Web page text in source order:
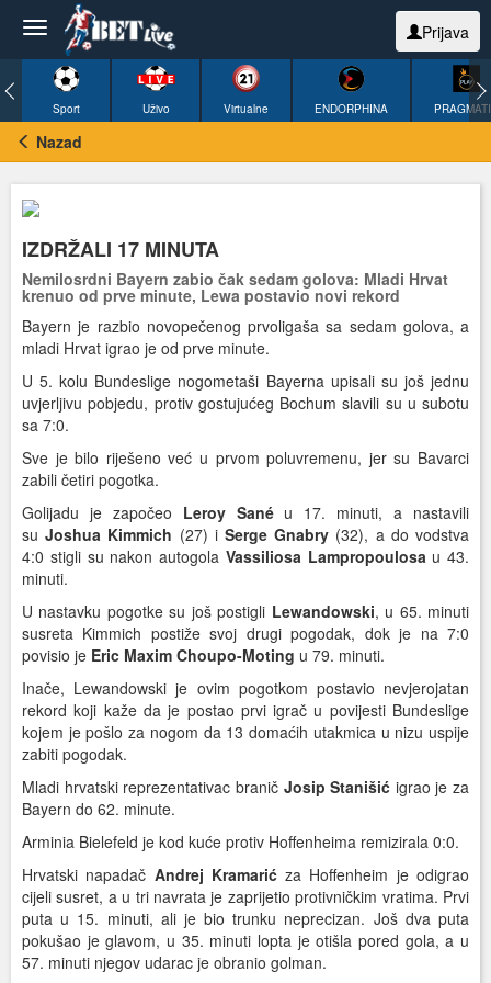
Prijava
Sport Uživo Virtualne ENDORPHINA
Nazad
IZDRŽALI 17 MINUTA
Nemilosrdni Bayern zabio čak sedam golova: Mladi Hrvat
krenuo od prve minute, Lewa postavio novi rekord
Bayern je razbio novopečenog prvoligaša sa sedam golova, a
mladi Hrvat igrao je od prve minute.
U 5. kolu Bundeslige nogometaši Bayerna upisali su još jednu
uvjerljivu pobjedu, protiv gostujućeg Bochum slavili su u subotu
sa 7:0.
Sve je bilo riješeno već u prvom poluvremenu, jer su Bavarci
zabili četiri pogotka.
Golijadu je započeo Leroy Sané u 17. minuti, a nastavili
suJoshua Kimmich (27) iSerge Gnabry (32), a do vodstva
4:0 stigli su nakon autogola Vassiliosa Lampropoulosau 43.
minuti.
U nastavku pogotke su još postigli Lewandowski, u 65. minuti
susreta Kimmich postiže svoj drugi pogodak, dok je na 7:0
povisio je Eric Maxim Choupo-Moting u 79. minuti.
Inače, Lewandowski je ovim pogotkom postavio nevjerojatan
rekord koji kaže da je postao prvi igrač u povijesti Bundeslige
kojem je pošlo za nogom da 13 domaćih utakmica u nizu uspije
zabiti pogodak.
Mladi hrvatski reprezentativac braničJosip Stanišić igrao je za
Bayern do 62. minute.
Arminia Bielefeld je kod kuće protiv Hoffenheima remizirala 0:0.
Hrvatski napadač Andrej Kramarićza Hoffenheim je odigrao
cijeli susret, a u tri navrata je zaprijetio protivničkim vratima. Prvi
puta u 15. minuti, ali je bio trunku neprecizan. Još dva puta
pokušao je glavom, u 35. minuti lopta je otišla pored gola, a u
57. minuti njegov udarac je obranio golman.